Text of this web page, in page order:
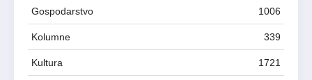
Gospodarstvo 1006
Kolumne 339
Kultura 1721